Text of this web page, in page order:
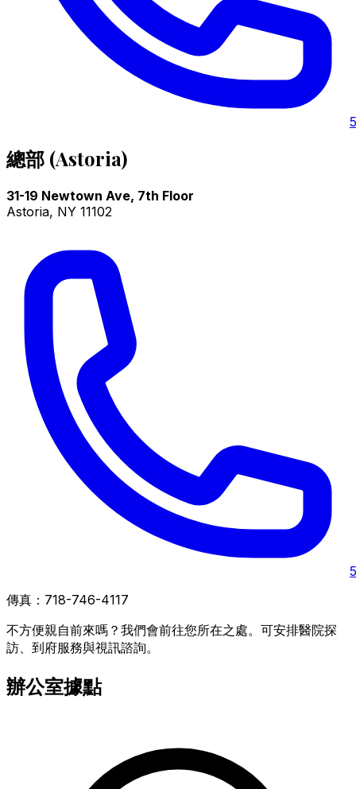
總部 (Astoria)
31-19 Newtown Ave, 7th Floor
Astoria, NY 11102
傳真： 718-746-4117
不方便親自前來嗎？我們會前往您所在之處。可安排醫院探
訪、到府服務與視訊諮詢。
辦公室據點